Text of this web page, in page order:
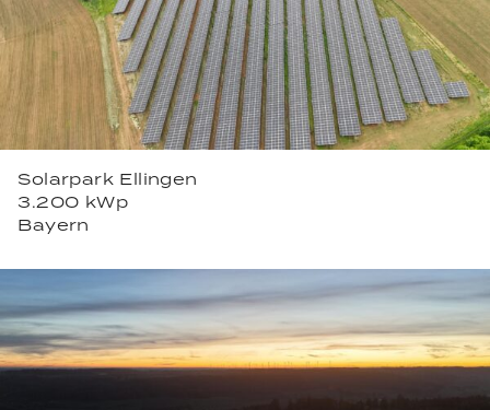
Solarpark Ellingen
3.200 kWp
Bayern